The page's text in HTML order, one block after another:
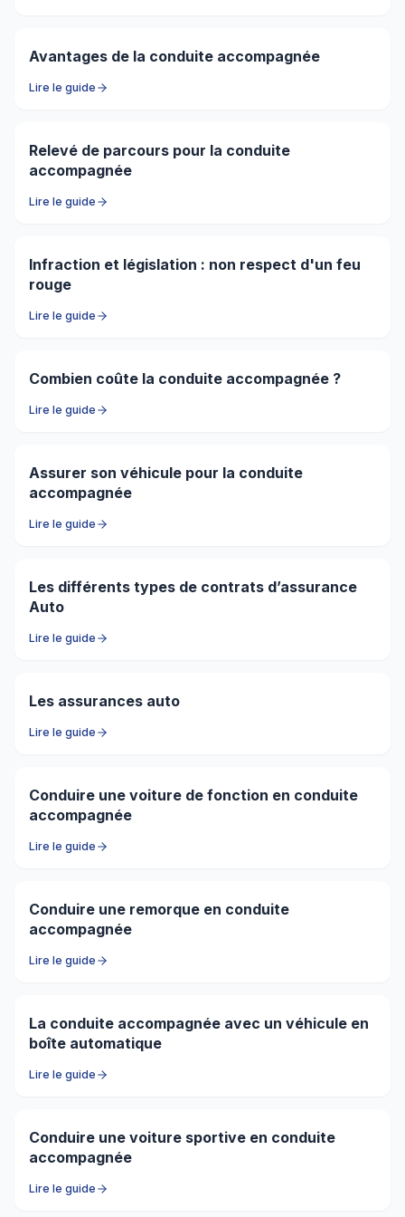
Avantages de la conduite accompagnée
Lire le guide
Relevé de parcours pour la conduite
accompagnée
Lire le guide
Infraction et législation : non respect d'un feu
rouge
Lire le guide
Combien coûte la conduite accompagnée ?
Lire le guide
Assurer son véhicule pour la conduite
accompagnée
Lire le guide
Les différents types de contrats d’assurance
Auto
Lire le guide
Les assurances auto
Lire le guide
Conduire une voiture de fonction en conduite
accompagnée
Lire le guide
Conduire une remorque en conduite
accompagnée
Lire le guide
La conduite accompagnée avec un véhicule en
boîte automatique
Lire le guide
Conduire une voiture sportive en conduite
accompagnée
Lire le guide